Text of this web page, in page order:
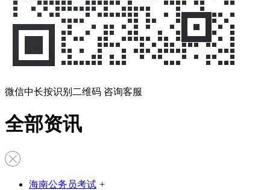
微信中长按识别二维码 咨询客服
全部资讯
海南公务员考试 +